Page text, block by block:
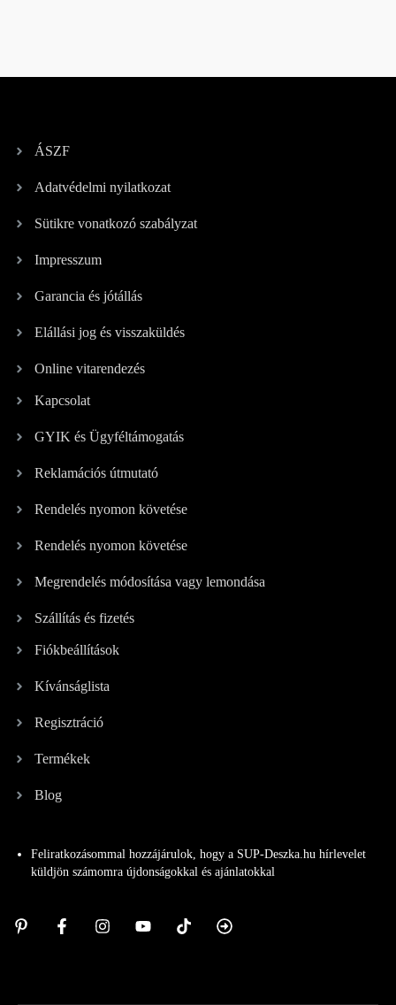
ÁSZF
Adatvédelmi nyilatkozat
Sütikre vonatkozó szabályzat
Impresszum
Garancia és jótállás
Elállási jog és visszaküldés
Online vitarendezés
Kapcsolat
GYIK és Ügyféltámogatás
Reklamációs útmutató
Rendelés nyomon követése
Rendelés nyomon követése
Megrendelés módosítása vagy lemondása
Szállítás és fizetés
Fiókbeállítások
Kívánságlista
Regisztráció
Termékek
Blog
Feliratkozásommal hozzájárulok, hogy a SUP-Deszka.hu hírlevelet
küldjön számomra újdonságokkal és ajánlatokkal